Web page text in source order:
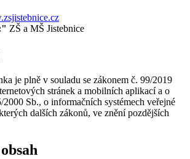
ZŠ a MŠ Jistebnice
je plně v souladu se zákonem č. 99/2019
stránek a mobilních aplikací a o
2000 Sb., o informačních systémech veřejné
dalších zákonů, ve znění pozdějších